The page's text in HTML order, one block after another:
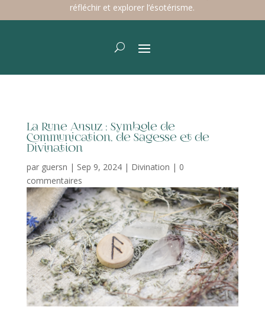
réfléchir et explorer l’ésotérisme.
La Rune Ansuz : Symbole de
Communication, de Sagesse et de
Divination
par guersn | Sep 9, 2024| Divination | 0
commentaires